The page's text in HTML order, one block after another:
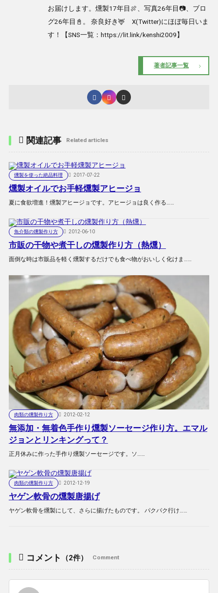
お届けします。燻製17年目🍖、写真26年目📷、ブロ
グ26年目📓。 奈良好き🦌 X(Twitter)にほぼ毎日いま
す！【SNS一覧：https://lit.link/kenshi2009】
著者記事一覧
関連記事 Related articles
燻製を使った絶品料理 2017-07-22
燻製オイルでお手軽燻製アヒージョ
夏に食欲増進！燻製アヒージョです。アヒージョは良く作る……
魚介類の燻製作り方 2012-06-10
市販の干物や煮干しの燻製作り方（熱燻）
面倒な時は市販品を軽く燻製するだけでも食べ物がおいしく化けま……
肉類の燻製作り方 2012-02-12
無添加・無着色手作り燻製ソーセージ作り方。エマル
ジョンとリンキングって？
正月休みに作った手作り燻製ソーセージです。ソ……
肉類の燻製作り方 2012-12-19
ヤゲン軟骨の燻製唐揚げ
ヤゲン軟骨を燻製にして、さらに揚げたものです。 パクパク行け……
コメント （2件） Comment